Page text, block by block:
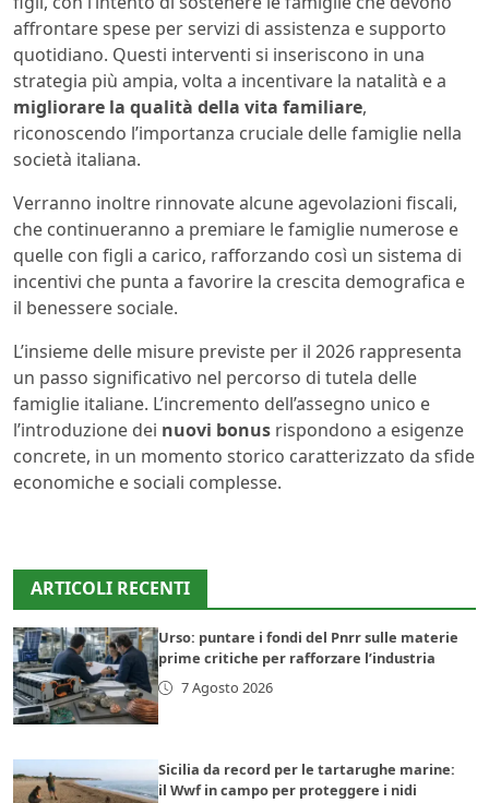
affrontare spese per servizi di assistenza e supporto
quotidiano. Questi interventi si inseriscono in una
strategia più ampia, volta a incentivare la natalità e a
migliorare la qualità della vita familiare,
riconoscendo l’importanza cruciale delle famiglie nella
società italiana.
Verranno inoltre rinnovate alcune agevolazioni fiscali,
che continueranno a premiare le famiglie numerose e
quelle con figli a carico, rafforzando così un sistema di
incentivi che punta a favorire la crescita demografica e
il benessere sociale.
L’insieme delle misure previste per il 2026 rappresenta
un passo significativo nel percorso di tutela delle
famiglie italiane. L’incremento dell’assegno unico e
l’introduzione dei nuovi bonus rispondono a esigenze
concrete, in un momento storico caratterizzato da sfide
economiche e sociali complesse.
ARTICOLI RECENTI
Urso: puntare i fondi del Pnrr sulle materie
prime critiche per rafforzare l’industria
7 Agosto 2026
Sicilia da record per le tartarughe marine:
il Wwf in campo per proteggere i nidi